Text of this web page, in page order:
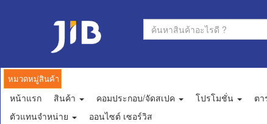
หมวดหมู่สินค้า
หน้าแรก สินค้า คอมประกอบ/จัดสเปค โปรโมชั่น ตา
ตัวแทนจำหน่าย
ออนไซต์ เซอร์วิส